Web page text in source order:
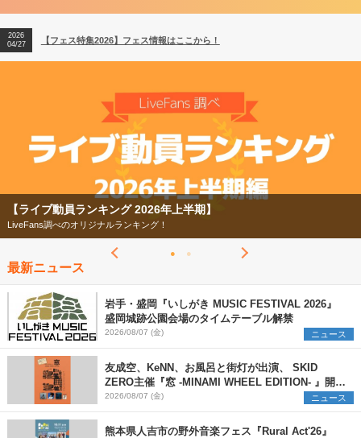
【ライブ動員ランキング】2026年上半期編発表！
2026
04/27
【フェス特集2026】フェス情報はここから！
2026
【フェス特集2026】
今年もフェスの季節がやってきた！
最新ニュース
岩手・盛岡『いしがき MUSIC FESTIVAL 2026』
盛岡城跡公園会場のタイムテーブル解禁
2026/08/07 (金) ニュース
友成空、KeNN、お風呂と街灯が出演、 SKID
ZERO主催『窓 -MINAMI WHEEL EDITION- 』開催
決定
2026/08/07 (金) ニュース
熊本県人吉市の野外音楽フェス『Rural Act'26』